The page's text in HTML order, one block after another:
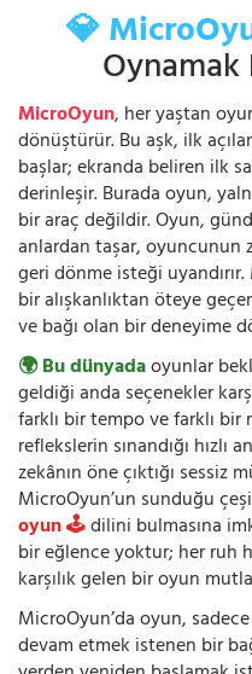
💎
Oynamak
MicroOyun, her yaştan
dönüştürür. Bu aşk, ilk
başlar; ekranda beliren ilk
derinleşir. Burada oyun,
bir araç değildir. Oyun,
anlardan taşar, oyuncunun
geri dönme isteği
bir alışkanlıktan öteye
ve bağı olan bir deneyime
🌍 Bu dünyadaoyunlar
geldiği anda seçenekler
farklı bir tempo ve farklı
reflekslerin sınandığı hızlı
zekânın öne çıktığı sessiz
MicroOyun’un sunduğu
oyun 🕹️dilini bulmasına
bir eğlence yoktur; her ruh
karşılık gelen bir oyun
MicroOyun’da oyun,
devam etmek istenen bir